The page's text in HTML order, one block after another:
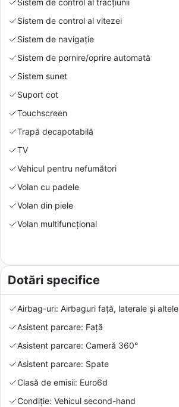
Sistem de control al vitezei
Sistem de navigație
Sistem de pornire/oprire automată
Sistem sunet
Suport cot
Touchscreen
Trapă decapotabilă
TV
Vehicul pentru nefumători
Volan cu padele
Volan din piele
Volan multifuncțional
Dotări specifice
Airbag-uri: Airbaguri față, laterale și altele
Asistent parcare: Față
Asistent parcare: Cameră 360°
Asistent parcare: Spate
Clasă de emisii: Euro6d
Condiție: Vehicul second-hand